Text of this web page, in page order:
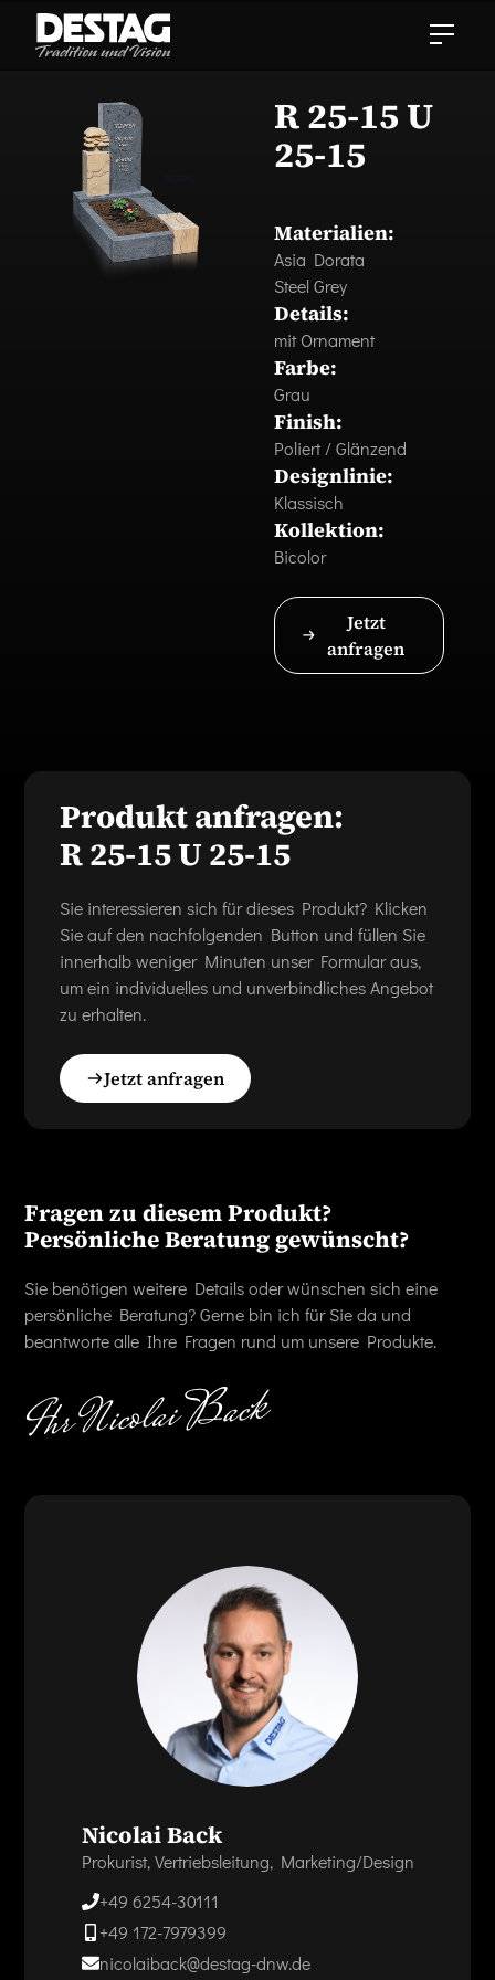
R 25-15 U
25-15
Materialien:
Asia Dorata
Steel Grey
Details:
mit Ornament
Farbe:
Grau
Finish:
Poliert / Glänzend
Designlinie:
Klassisch
Kollektion:
Bicolor
Jetzt
anfragen
Produkt anfragen:
R 25-15 U 25-15
Sie interessieren sich für dieses Produkt? Klicken
Sie auf den nachfolgenden Button und füllen Sie
innerhalb weniger Minuten unser Formular aus,
um ein individuelles und unverbindliches Angebot
zu erhalten.
Jetzt anfragen
Fragen zu diesem Produkt?
Persönliche Beratung gewünscht?
Sie benötigen weitere Details oder wünschen sich eine
persönliche Beratung? Gerne bin ich für Sie da und
beantworte alle Ihre Fragen rund um unsere Produkte.
Nicolai Back
Prokurist, Vertriebsleitung, Marketing/Design
+49 6254-30111
+49 172-7979399
nicolaiback@destag-dnw.de